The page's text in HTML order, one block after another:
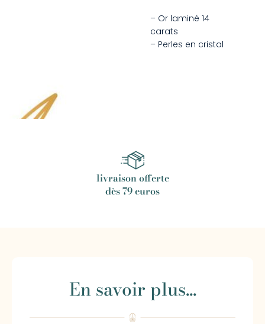
– Or laminé 14
carats
– Perles en cristal
livraison offerte
dès 79 euros
En savoir plus...